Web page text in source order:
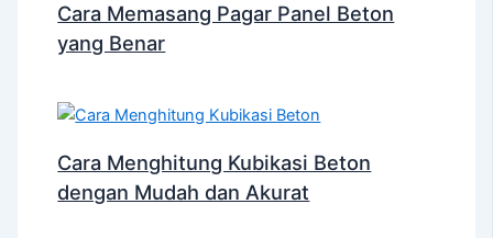
Cara Memasang Pagar Panel Beton
yang Benar
Cara Menghitung Kubikasi Beton
dengan Mudah dan Akurat